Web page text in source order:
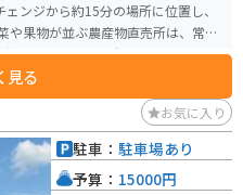
ンジから約15分の場所に位置し、
町産のブランド米「とおかまち」
ブ中の休憩に最適です。 バイク
で安心です。周辺には、緑豊かな
もおすすめです。 高根沢町
としても知られています。道の駅を
を延ばしてみてはいかがでしょう
見る
お気に入り
駐車： 駐車場あり
予算： 15000円